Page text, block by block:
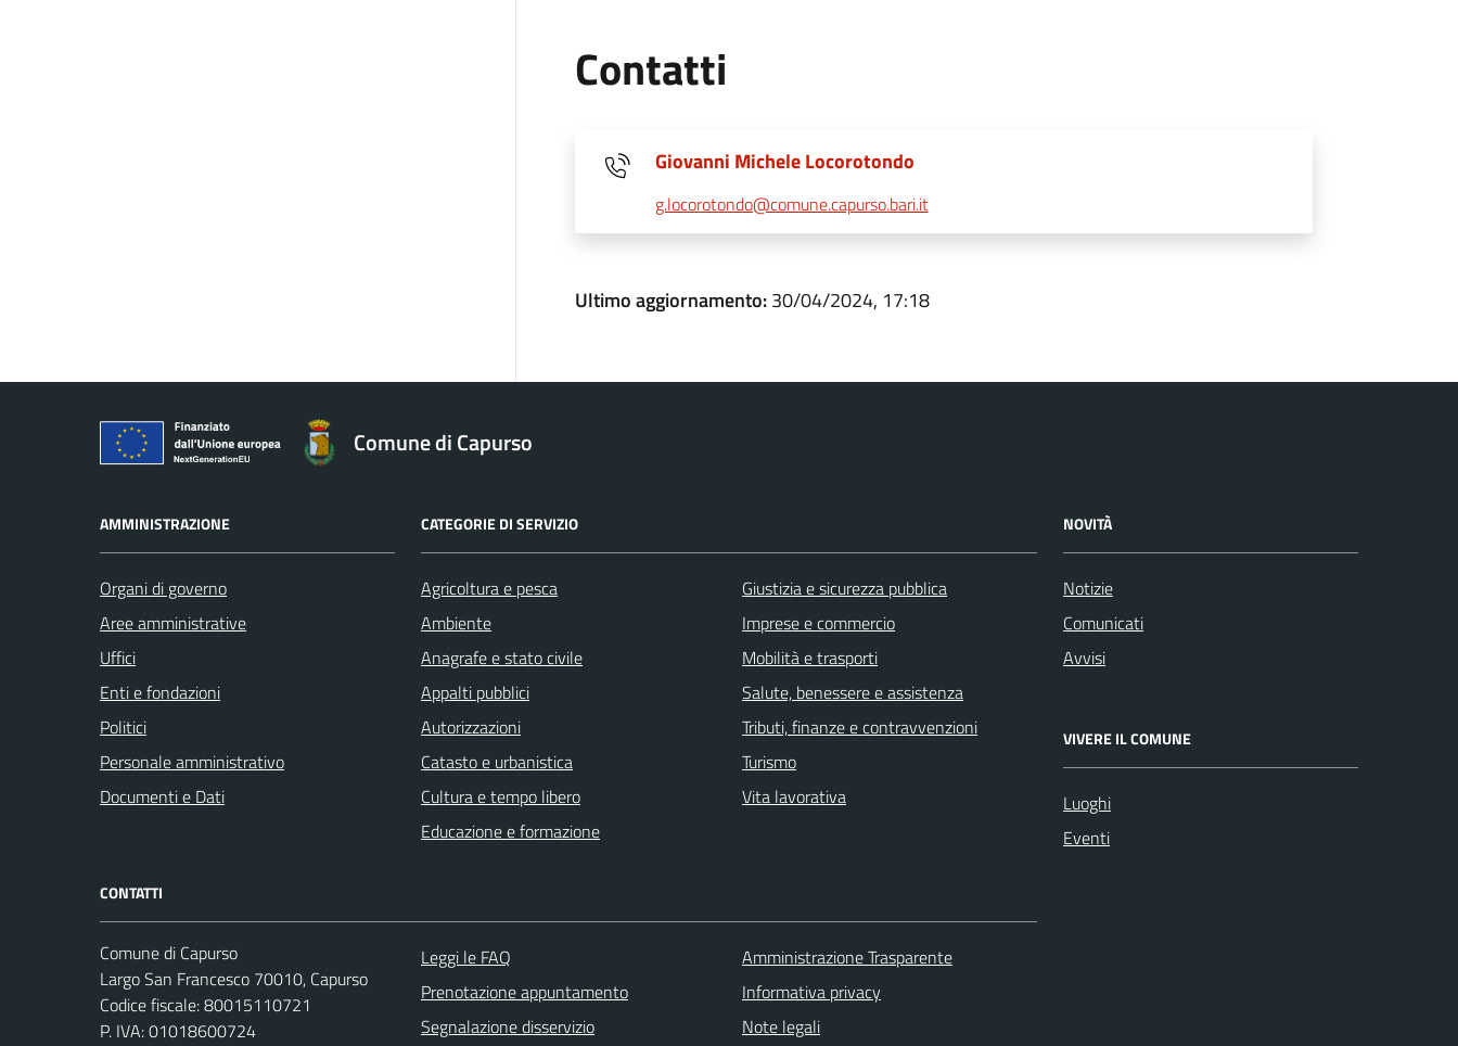
Contatti
Giovanni Michele Locorotondo
g.locorotondo@comune.capurso.bari.it
Ultimo aggiornamento:30/04/2024, 17:18
Comune di Capurso
AMMINISTRAZIONE
Organi di governo
Aree amministrative
Uffici
Enti e fondazioni
Politici
Personale amministrativo
Documenti e Dati
CATEGORIE DI SERVIZIO
Agricoltura e pesca
Ambiente
Anagrafe e stato civile
Appalti pubblici
Autorizzazioni
Catasto e urbanistica
Cultura e tempo libero
Educazione e formazione
Giustizia e sicurezza pubblica
Imprese e commercio
Mobilità e trasporti
Salute, benessere e assistenza
Tributi, finanze e contravvenzioni
Turismo
Vita lavorativa
NOVITÀ
Notizie
Comunicati
Avvisi
VIVERE IL COMUNE
Luoghi
Eventi
CONTATTI
Comune di Capurso
Largo San Francesco 70010, Capurso
Codice fiscale: 80015110721
P. IVA: 01018600724
Leggi le FAQ
Prenotazione appuntamento
Segnalazione disservizio
Amministrazione Trasparente
Informativa privacy
Note legali